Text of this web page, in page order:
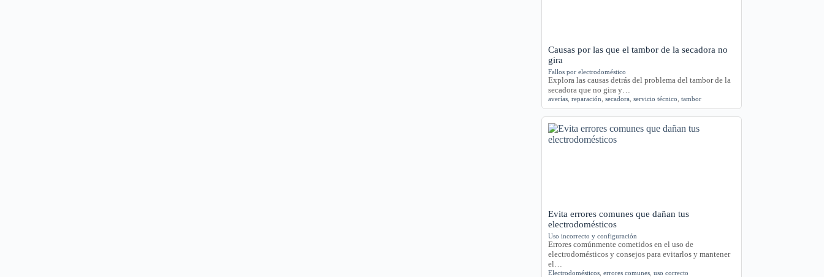
Causas por las que el tambor de la secadora no
gira
Fallos por electrodoméstico
Explora las causas detrás del problema del tambor de la
secadora que no gira y…
averías ,reparación ,secadora ,servicio técnico ,tambor
Evita errores comunes que dañan tus
electrodomésticos
Uso incorrecto y configuración
Errores comúnmente cometidos en el uso de
electrodomésticos y consejos para evitarlos y mantener
el…
Electrodomésticos ,errores comunes ,uso correcto